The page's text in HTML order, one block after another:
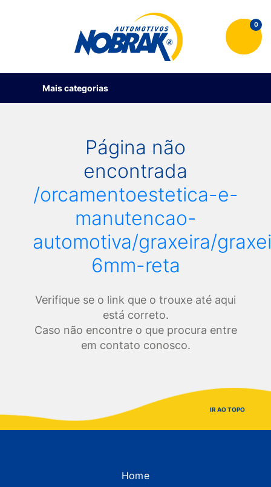
0
Mais categorias
Página não
encontrada
/orcamentoestetica-e-
manutencao-
automotiva/graxeira/
6mm-reta
Verifique se o link que o trouxe até aqui
está correto.
Caso não encontre o que procura entre
em contato conosco.
IR AO TOPO
Home